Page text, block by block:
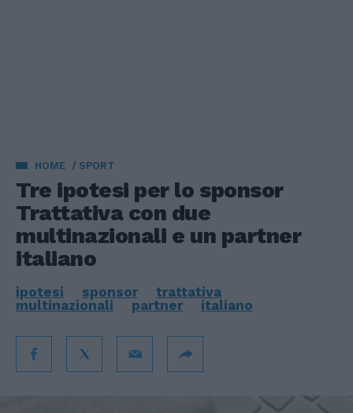
HOME SPORT
Tre ipotesi per lo sponsor
Trattativa con due
multinazionali e un partner
italiano
ipotesi sponsor
trattativa
multinazionali
partner italiano